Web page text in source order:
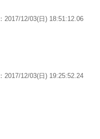
：2017/12/03(日) 18:51:12.06
：2017/12/03(日) 19:25:52.24